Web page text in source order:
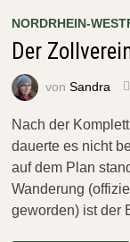
NORDRHEIN-
Der
von Sandra
Nach der
dauerte es nicht
auf dem Plan
Wanderung
geworden) ist der